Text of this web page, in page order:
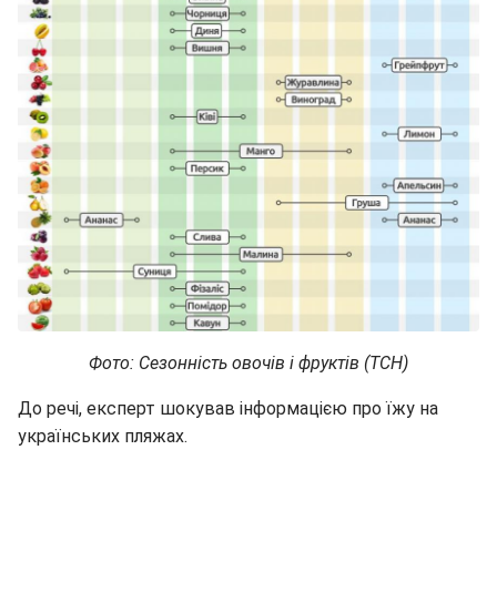
Фото: Сезонність овочів і фруктів (ТСН)
До речі, експерт шокував інформацією про їжу на
українських пляжах.